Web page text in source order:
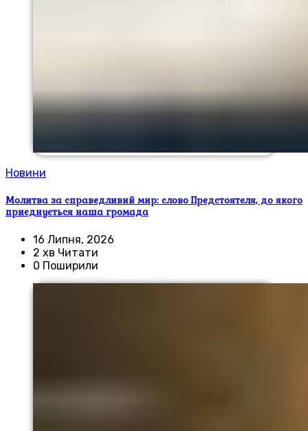
Новини
Молитва за справедливий мир: слово Предстоятеля, до якого
приєднується наша громада
16 Липня, 2026
2 хв Читати
0 Поширили